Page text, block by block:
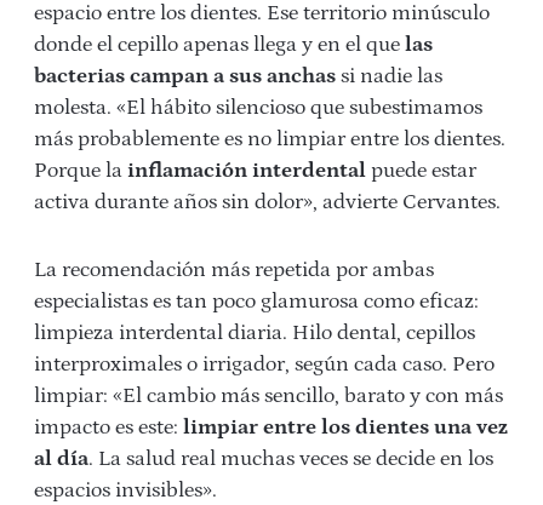
espacio entre los dientes. Ese territorio minúsculo
donde el cepillo apenas llega y en el que las
bacterias campan a sus anchas si nadie las
molesta. «El hábito silencioso que subestimamos
más probablemente es no limpiar entre los dientes.
Porque la inflamación interdental puede estar
activa durante años sin dolor», advierte Cervantes.
La recomendación más repetida por ambas
especialistas es tan poco glamurosa como eficaz:
limpieza interdental diaria. Hilo dental, cepillos
interproximales o irrigador, según cada caso. Pero
limpiar: «El cambio más sencillo, barato y con más
impacto es este: limpiar entre los dientes una vez
al día. La salud real muchas veces se decide en los
espacios invisibles».